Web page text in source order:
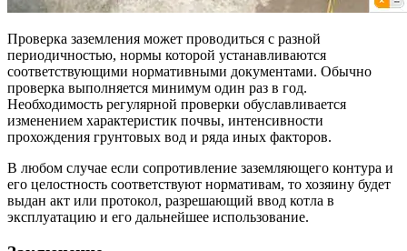
Проверка заземления может проводиться с разной
периодичностью, нормы которой устанавливаются
соответствующими нормативными документами. Обычно
проверка выполняется минимум один раз в год.
Необходимость регулярной проверки обуславливается
изменением характеристик почвы, интенсивности
прохождения грунтовых вод и ряда иных факторов.
В любом случае если сопротивление заземляющего контура и
его целостность соответствуют нормативам, то хозяину будет
выдан акт или протокол, разрешающий ввод котла в
эксплуатацию и его дальнейшее использование.